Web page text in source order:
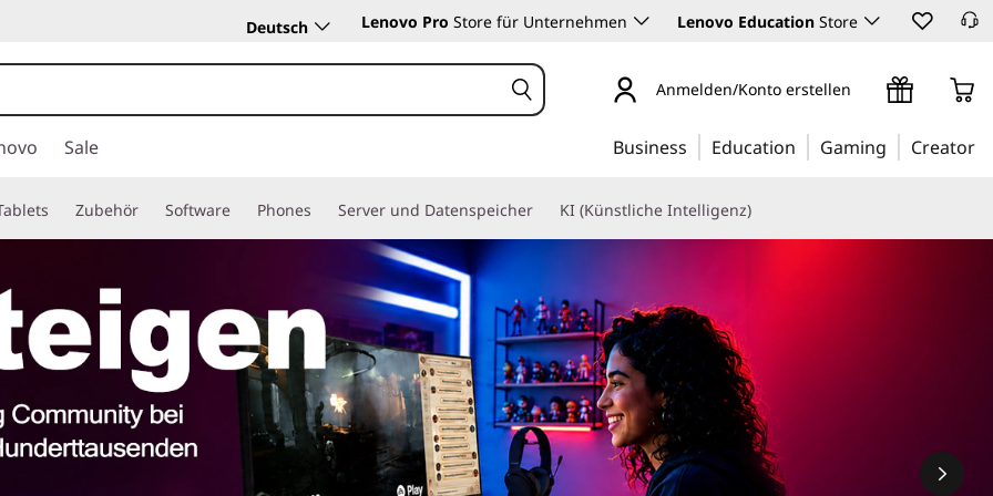
Deutsch Lenovo Pro Store für Unternehmen Lenovo Education Store
Anmelden/Konto erstellen
Sale Business Education Gaming Creator
Zubehör Software Phones Server und Datenspeicher KI (Künstliche Intelligenz)